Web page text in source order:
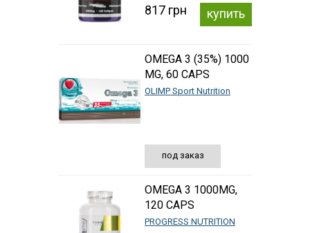
817 грн купить
OMEGA 3 (35%) 1000
MG, 60 CAPS
OLIMP Sport Nutrition
под заказ
OMEGA 3 1000MG,
120 CAPS
PROGRESS NUTRITION